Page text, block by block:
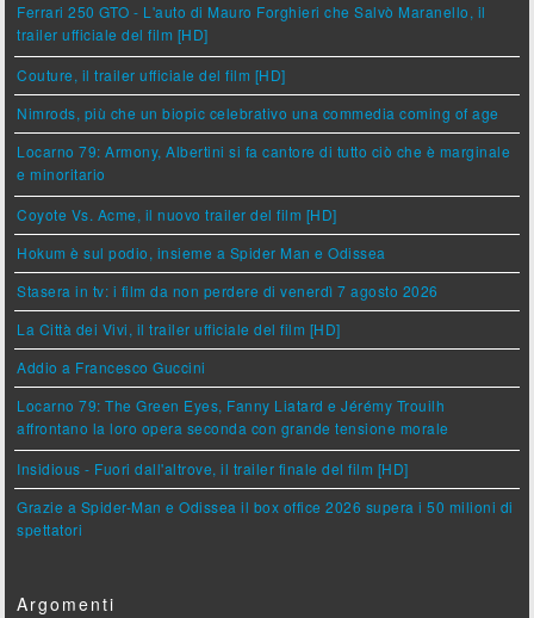
Ferrari 250 GTO - L'auto di Mauro Forghieri che Salvò Maranello, il
trailer ufficiale del film [HD]
Couture, il trailer ufficiale del film [HD]
Nimrods, più che un biopic celebrativo una commedia coming of age
Locarno 79: Armony, Albertini si fa cantore di tutto ciò che è marginale
e minoritario
Coyote Vs. Acme, il nuovo trailer del film [HD]
Hokum è sul podio, insieme a Spider Man e Odissea
Stasera in tv: i film da non perdere di venerdì 7 agosto 2026
La Città dei Vivi, il trailer ufficiale del film [HD]
Addio a Francesco Guccini
Locarno 79: The Green Eyes, Fanny Liatard e Jérémy Trouilh
affrontano la loro opera seconda con grande tensione morale
Insidious - Fuori dall'altrove, il trailer finale del film [HD]
Grazie a Spider-Man e Odissea il box office 2026 supera i 50 milioni di
spettatori
Argomenti